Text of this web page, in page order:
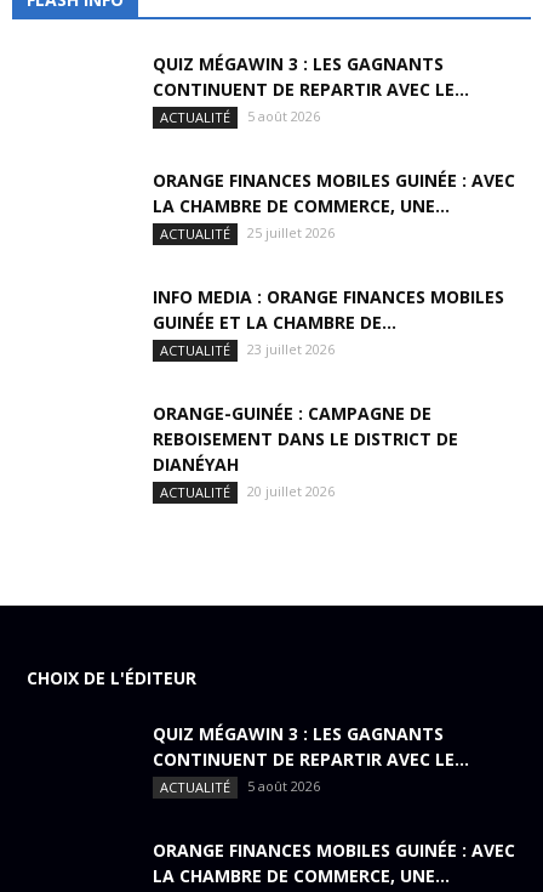
QUIZ MÉGAWIN 3 : LES GAGNANTS
CONTINUENT DE REPARTIR AVEC LE...
ACTUALITÉ 5 août 2026
ORANGE FINANCES MOBILES GUINÉE : AVEC
LA CHAMBRE DE COMMERCE, UNE...
ACTUALITÉ 25 juillet 2026
INFO MEDIA : ORANGE FINANCES MOBILES
GUINÉE ET LA CHAMBRE DE...
ACTUALITÉ 23 juillet 2026
ORANGE-GUINÉE : CAMPAGNE DE
REBOISEMENT DANS LE DISTRICT DE
DIANÉYAH
ACTUALITÉ 20 juillet 2026
CHOIX DE L'ÉDITEUR
QUIZ MÉGAWIN 3 : LES GAGNANTS
CONTINUENT DE REPARTIR AVEC LE...
ACTUALITÉ 5 août 2026
ORANGE FINANCES MOBILES GUINÉE : AVEC
LA CHAMBRE DE COMMERCE, UNE...